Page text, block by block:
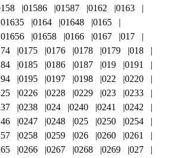
01586 01587 0162
0163
01635 0164 01648
0165
01656 01658 0166 0167
017
0175 0176 0178 0179
018
0185 0186 0187 019
0191
0195 0197 0198 022
0220
0226 0228 0229 023
0233
0238 024 0240 0241
0242
0247 0248 025 0250
0254
0258 0259 026 0260
0261
0266 0267 0268 0269
027